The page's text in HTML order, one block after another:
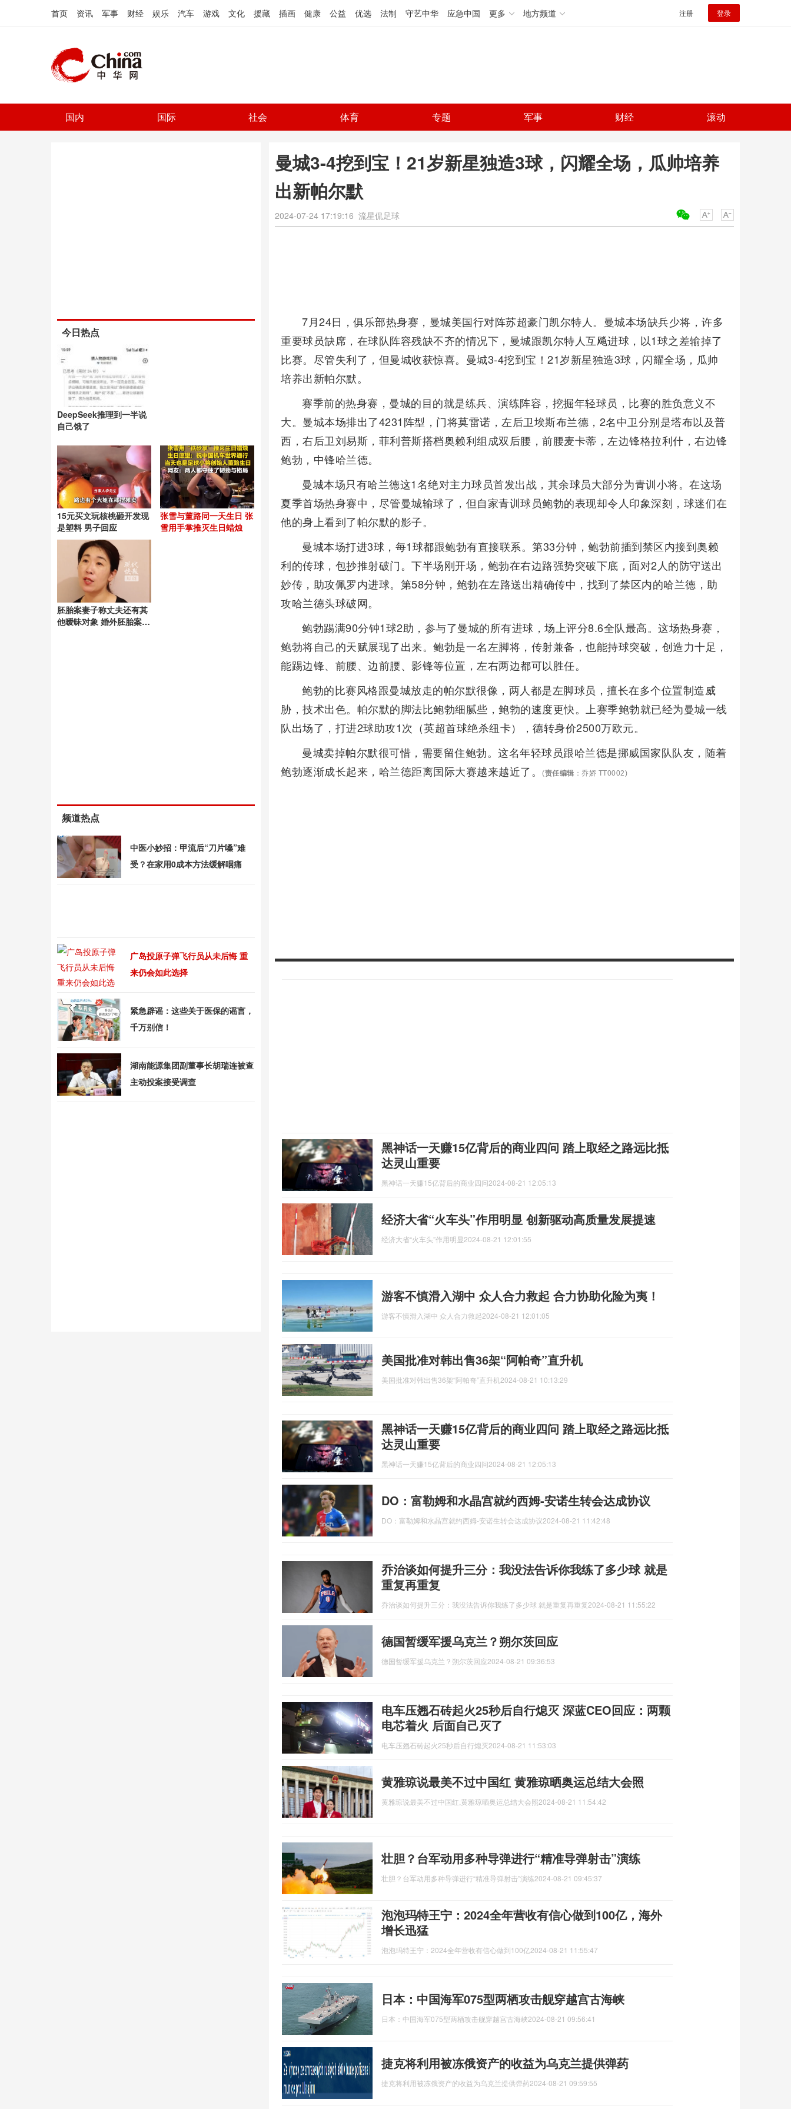
首页 资讯 军事 财经 娱乐 汽车 游戏 文化 援藏 插画 健康 公益 优选 法制 守艺中华 应急中国 更多 地方频道 注册 登录
国内 国际 社会 体育 专题 军事 财经 滚动
曼城3-4挖到宝！21岁新星独造3球，闪耀全场，瓜帅培养
出新帕尔默
2024-07-24 17:19:16 流星侃足球
7月24日，俱乐部热身赛，曼城美国行对阵苏超豪门凯尔特人。曼城本场缺兵少将，许多
重要球员缺席，在球队阵容残缺不齐的情况下，曼城跟凯尔特人互飚进球，以1球之差输掉了
比赛。尽管失利了，但曼城收获惊喜。曼城3-4挖到宝！21岁新星独造3球，闪耀全场，瓜帅
培养出新帕尔默。
赛季前的热身赛，曼城的目的就是练兵、演练阵容，挖掘年轻球员，比赛的胜负意义不
大。曼城本场排出了4231阵型，门将莫雷诺，左后卫埃斯布兰德，2名中卫分别是塔布以及普
西，右后卫刘易斯，菲利普斯搭档奥赖利组成双后腰，前腰麦卡蒂，左边锋格拉利什，右边锋
鲍勃，中锋哈兰德。
曼城本场只有哈兰德这1名绝对主力球员首发出战，其余球员大部分为青训小将。在这场
夏季首场热身赛中，尽管曼城输球了，但自家青训球员鲍勃的表现却令人印象深刻，球迷们在
他的身上看到了帕尔默的影子。
曼城本场打进3球，每1球都跟鲍勃有直接联系。第33分钟，鲍勃前插到禁区内接到奥赖
利的传球，包抄推射破门。下半场刚开场，鲍勃在右边路强势突破下底，面对2人的防守送出
妙传，助攻佩罗内进球。第58分钟，鲍勃在左路送出精确传中，找到了禁区内的哈兰德，助
攻哈兰德头球破网。
鲍勃踢满90分钟1球2助，参与了曼城的所有进球，场上评分8.6全队最高。这场热身赛，
鲍勃将自己的天赋展现了出来。鲍勃是一名左脚将，传射兼备，也能持球突破，创造力十足，
能踢边锋、前腰、边前腰、影锋等位置，左右两边都可以胜任。
鲍勃的比赛风格跟曼城放走的帕尔默很像，两人都是左脚球员，擅长在多个位置制造威
胁，技术出色。帕尔默的脚法比鲍勃细腻些，鲍勃的速度更快。上赛季鲍勃就已经为曼城一线
队出场了，打进2球助攻1次（英超首球绝杀纽卡），德转身价2500万欧元。
曼城卖掉帕尔默很可惜，需要留住鲍勃。这名年轻球员跟哈兰德是挪威国家队队友，随着
鲍勃逐渐成长起来，哈兰德距离国际大赛越来越近了。
(责任编辑 ：乔娇 TT0002)
黑神话一天赚15亿背后的商业四问 踏上取经之路远比抵
达灵山重要
黑神话一天赚15亿背后的商业四问2024-08-21 12:05:13
经济大省“火车头”作用明显 创新驱动高质量发展提速
经济大省“火车头”作用明显2024-08-21 12:01:55
游客不慎滑入湖中 众人合力救起 合力协助化险为夷！
游客不慎滑入湖中 众人合力救起2024-08-21 12:01:05
美国批准对韩出售36架“阿帕奇”直升机
美国批准对韩出售36架“阿帕奇”直升机 2024-08-21 10:13:29
黑神话一天赚15亿背后的商业四问 踏上取经之路远比抵
达灵山重要
黑神话一天赚15亿背后的商业四问2024-08-21 12:05:13
DO：富勒姆和水晶宫就约西姆-安诺生转会达成协议
DO：富勒姆和水晶宫就约西姆-安诺生转会达成协议2024-08-21 11:42:48
乔治谈如何提升三分：我没法告诉你我练了多少球 就是
重复再重复
乔治谈如何提升三分：我没法告诉你我练了多少球 就是重复再重复2024-08-21 11:55:22
德国暂缓军援乌克兰？朔尔茨回应
德国暂缓军援乌克兰？朔尔茨回应2024-08-21 09:36:53
电车压翘石砖起火25秒后自行熄灭 深蓝CEO回应：两颗
电芯着火 后面自己灭了
电车压翘石砖起火25秒后自行熄灭2024-08-21 11:53:03
黄雅琼说最美不过中国红 黄雅琼晒奥运总结大会照
黄雅琼说最美不过中国红,黄雅琼晒奥运总结大会照2024-08-21 11:54:42
壮胆？台军动用多种导弹进行“精准导弹射击”演练
壮胆？台军动用多种导弹进行“精准导弹射击”演练2024-08-21 09:45:37
泡泡玛特王宁：2024全年营收有信心做到100亿，海外
增长迅猛
泡泡玛特王宁：2024全年营收有信心做到100亿2024-08-21 11:55:47
日本：中国海军075型两栖攻击舰穿越宫古海峡
日本：中国海军075型两栖攻击舰穿越宫古海峡2024-08-21 09:56:41
捷克将利用被冻俄资产的收益为乌克兰提供弹药
捷克将利用被冻俄资产的收益为乌克兰提供弹药2024-08-21 09:59:55
今日热点
DeepSeek推理到一半说
自己饿了
15元买文玩核桃砸开发现
是塑料 男子回应
张雪与董路同一天生日 张
雪用手掌推灭生日蜡烛
胚胎案妻子称丈夫还有其
他暧昧对象 婚外胚胎案妻
频道热点
中医小妙招：甲流后“刀片嗓”难
受？在家用0成本方法缓解咽痛
广岛投原子弹飞行员从未后悔 重
来仍会如此选择
紧急辟谣：这些关于医保的谣言，
千万别信！
湖南能源集团副董事长胡瑞连被查
主动投案接受调查